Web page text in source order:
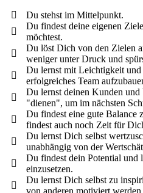
Du stehst im Mittelpunkt.
Du findest deine eigenen
möchtest.
Du löst Dich von den Zielen
weniger unter Druck und
Du lernst mit Leichtigkeit
erfolgreiches Team
Du lernst deinen Kunden und
"dienen", um im nächsten
Du findest eine gute Balance
findest auch noch Zeit für
Du lernst Dich selbst
unabhängig von der
Du findest dein Potential und
einzusetzen.
Du lernst Dich selbst zu